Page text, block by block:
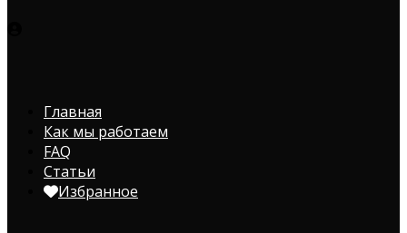
Главная
Как мы работаем
FAQ
Статьи
Избранное